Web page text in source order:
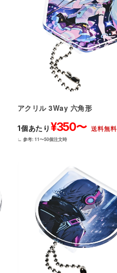
アクリル 3Way 六角形
1個あたり ¥350〜 送料無料
∟ 参考: 11〜50個注文時